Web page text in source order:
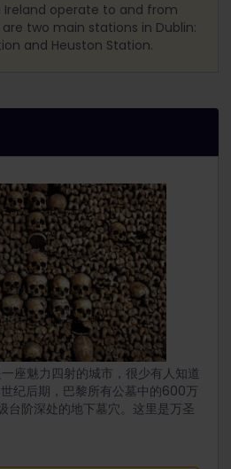
Ireland operate to and from
are two main stations in Dublin:
and Heuston Station.
座魅力四射的城市，很少有人知道
纪后期，巴黎所有公墓中的600万
台阶深处的地下墓穴。这里是万圣